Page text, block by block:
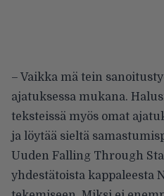
– Vaikka mä tein
ajatuksessa mukana.
teksteissä myös omat
ja löytää sieltä
Uuden Falling Through
yhdestätoista kappaleesta